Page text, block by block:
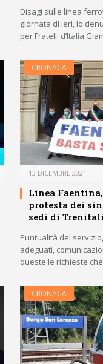
Disagi sulle linea
giornata di ieri, lo
per Fratelli d’Italia
CRONACA
13 DICEMBRE 2021
Linea
protesta dei
sedi di
Puntualità del
adeguati,
queste le richieste
CRONACA